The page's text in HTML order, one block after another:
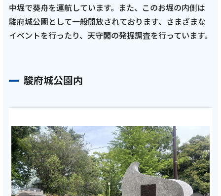
中堀で葵舟を運航しています。また、このお堀の内側は
駿府城公園として一般開放されております、さまざまな
イベントを行ったり、天守閣の発掘調査を行っています。
駿府城公園内